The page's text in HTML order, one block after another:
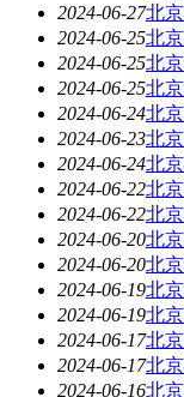
2024-06-27北
2024-06-25北
2024-06-25北
2024-06-25北
2024-06-24北
2024-06-23北
2024-06-24北
2024-06-22北
2024-06-22北
2024-06-20北
2024-06-20北
2024-06-19北
2024-06-19北
2024-06-17北
2024-06-17北
2024-06-16北